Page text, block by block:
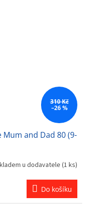
310 Kč
–26 %
Mum and Dad 80 (9-
u dodavatele(1 ks)
Do košíku